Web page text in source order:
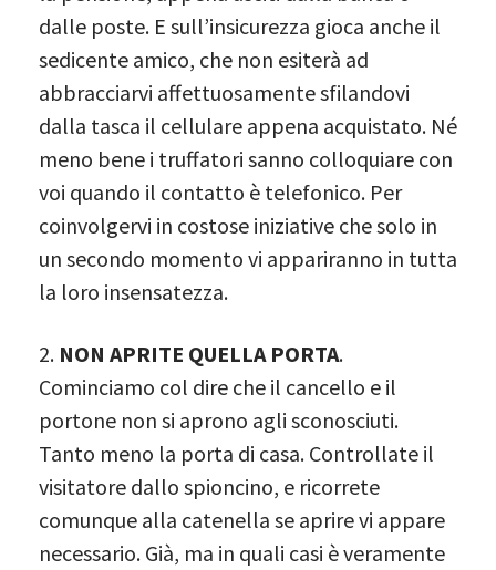
dalle poste. E sull’insicurezza gioca anche il
sedicente amico, che non esiterà ad
abbracciarvi affettuosamente sfilandovi
dalla tasca il cellulare appena acquistato. Né
meno bene i truffatori sanno colloquiare con
voi quando il contatto è telefonico. Per
coinvolgervi in costose iniziative che solo in
un secondo momento vi appariranno in tutta
la loro insensatezza.
2. NON APRITE QUELLA PORTA.
Cominciamo col dire che il cancello e il
portone non si aprono agli sconosciuti.
Tanto meno la porta di casa. Controllate il
visitatore dallo spioncino, e ricorrete
comunque alla catenella se aprire vi appare
necessario. Già, ma in quali casi è veramente